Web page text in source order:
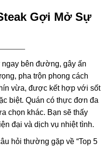
Gợi Mở Sự
ngay bên đường, gây ấn
pha trộn phong cách
vừa, được kết hợp với sốt
biệt. Quán có thực đơn đa
chọn khác. Bạn sẽ thấy
đại và dịch vụ nhiệt tình.
hỏi thường gặp về “Top 5